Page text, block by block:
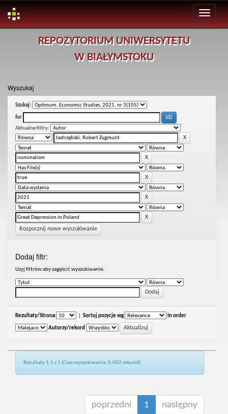
REPOZYTORIUM UNIWERSYTETU
W BIAŁYMSTOKU
Wyszukaj
Szukaj:
for
Aktualne filtry:
Rozpocznij nowe wyszukiwanie
Dodaj filtr:
Uzyj filtrów aby zagęścić wyszukiwanie.
Rezultaty/Strona Sortuj pozycje wg In order
Autorzy/rekord
Rezultaty 1-1 z 1 (Czas wyszukiwania: 0.002 sekund).
poprzedni 1 następny